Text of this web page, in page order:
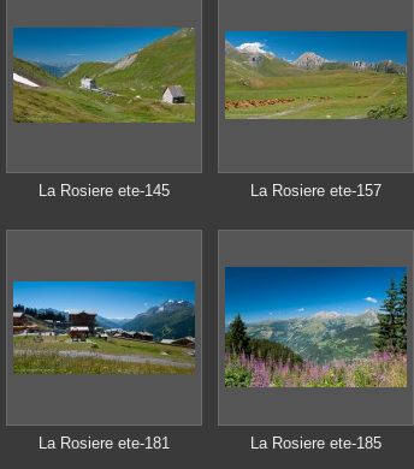
La Rosiere ete-145 La Rosiere ete-157
La Rosiere ete-181 La Rosiere ete-185